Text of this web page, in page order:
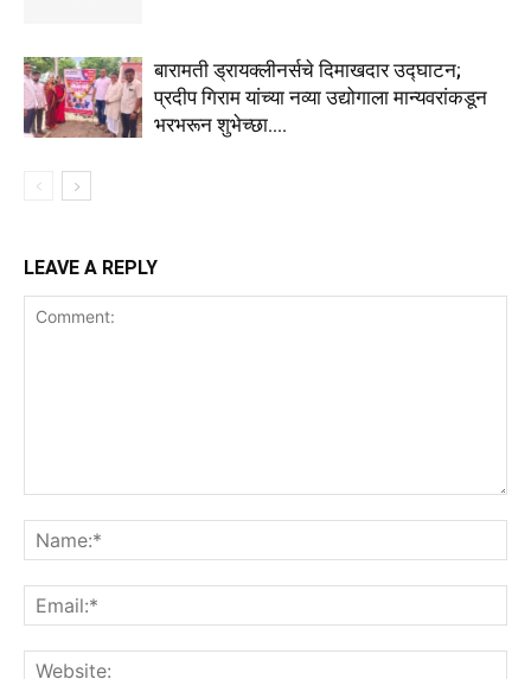
बारामती ड्रायक्लीनर्सचे दिमाखदार उद्घाटन;
प्रदीप गिराम यांच्या नव्या उद्योगाला मान्यवरांकडून
भरभरून शुभेच्छा….
LEAVE A REPLY